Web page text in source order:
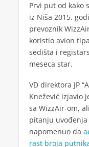
Prvi put od kako
iz Niša 2015.
prevoznik
koristio avion
sedišta i
meseca star.
VD direktora JP
Knežević izjavio
sa WizzAir-om,
pitanju
napomenuo da
rast broja